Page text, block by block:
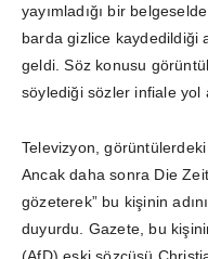
yayımladığı bir
barda gizlice kaydedildiği
geldi. Söz konusu
söylediği sözler infiale yol
Televizyon, görüntülerdeki
Ancak daha sonra Die Zeit
gözeterek” bu kişinin
duyurdu. Gazete, bu
(AfD) eski sözcüsü